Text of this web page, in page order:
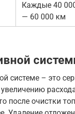
Каждые 40
— 60 000 км
системе – это
после очистки